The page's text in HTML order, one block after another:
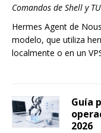
Comandos de Shell y
Hermes Agent de
modelo, que utiliza
localmente o en un
Guía
2026